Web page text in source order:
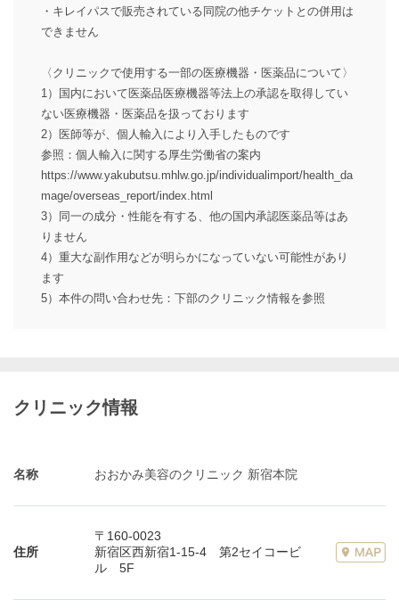
・キレイパスで販売されている同院の他チケットとの併用は
できません
〈クリニックで使用する一部の医療機器・医薬品について〉
1）国内において医薬品医療機器等法上の承認を取得してい
ない医療機器・医薬品を扱っております
2）医師等が、個人輸入により入手したものです
参照：個人輸入に関する厚生労働省の案内
https://www.yakubutsu.mhlw.go.jp/individualimport/health_da
mage/overseas_report/index.html
3）同一の成分・性能を有する、他の国内承認医薬品等はあ
りません
4）重大な副作用などが明らかになっていない可能性があり
ます
5）本件の問い合わせ先：下部のクリニック情報を参照
クリニック情報
名称 おおかみ美容のクリニック 新宿本院
住所
〒160-0023
新宿区西新宿1‐15‐4 第2セイコービ
ル 5F